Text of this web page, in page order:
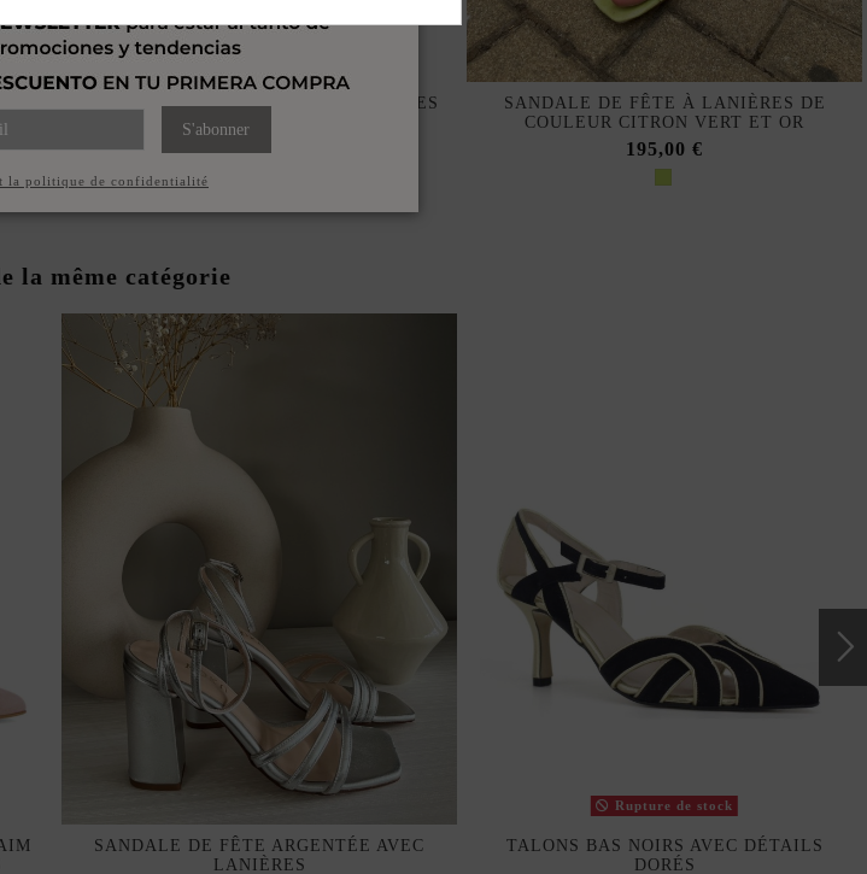
SANDALE DE FÊTE BLEUE À LANIÈRES
NOUÉES À LA CHEVILLE
195,00 €
SANDALE DE FÊTE À LANIÈRES DE
COULEUR CITRON VERT ET OR
195,00 €
la même catégorie
SANDALE DE FÊTE ARGENTÉE AVEC
LANIÈRES
Rupture de stock
TALONS BAS NOIRS AVEC DÉTAILS
DORÉS
S'abonner
la politique de confidentialité